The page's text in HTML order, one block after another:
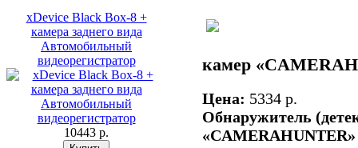
xDevice Black Box-8 +
камера заднего вида
Автомобильный
видеорегистратор
10443 p.
камер
Цена: 5334 p.
Обнаружитель